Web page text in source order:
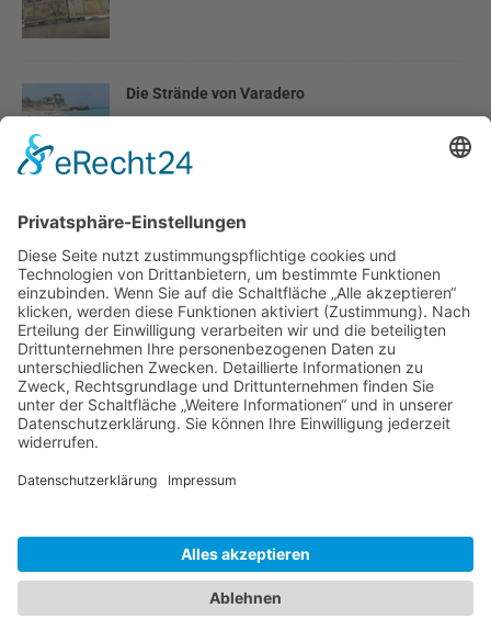
Die Strände von Varadero
Internet und Telefon Kosten auf Kuba
Volle leere Regale auf Kuba wie zu DDR Zeiten
Wunderschönes Reiseziel Kuba